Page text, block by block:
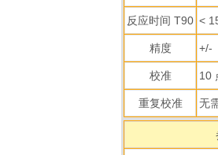
反应时间 T90 <
精度 +/-
校准 10
重复校准 无